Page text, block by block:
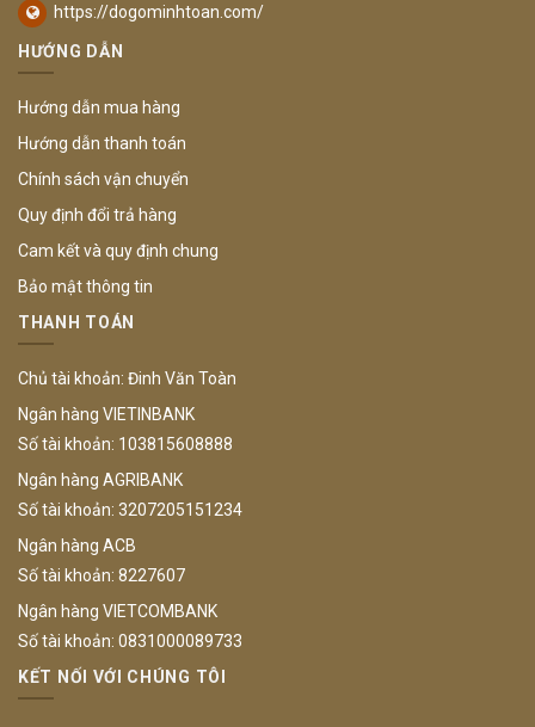
https://dogominhtoan.com/
HƯỚNG DẪN
Hướng dẫn mua hàng
Hướng dẫn thanh toán
Chính sách vận chuyển
Quy định đổi trả hàng
Cam kết và quy định chung
Bảo mật thông tin
THANH TOÁN
Chủ tài khoản: Đinh Văn Toàn
Ngân hàng VIETINBANK
Số tài khoản: 103815608888
Ngân hàng AGRIBANK
Số tài khoản: 3207205151234
Ngân hàng ACB
Số tài khoản: 8227607
Ngân hàng VIETCOMBANK
Số tài khoản: 0831000089733
KẾT NỐI VỚI CHÚNG TÔI